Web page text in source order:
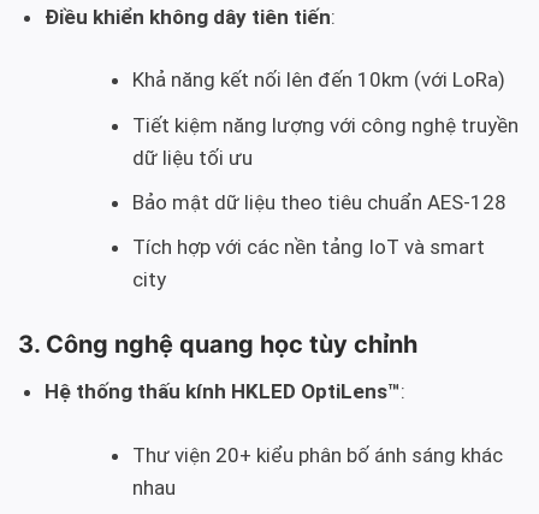
Điều khiển không dây tiên tiến:
Khả năng kết nối lên đến 10km (với LoRa)
Tiết kiệm năng lượng với công nghệ truyền
dữ liệu tối ưu
Bảo mật dữ liệu theo tiêu chuẩn AES-128
Tích hợp với các nền tảng IoT và smart
city
3. Công nghệ quang học tùy chỉnh
Hệ thống thấu kính HKLED OptiLens™:
Thư viện 20+ kiểu phân bố ánh sáng khác
nhau